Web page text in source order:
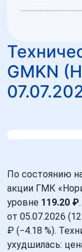
GMKN
По состоянию
акции ГМК
уровне 119.20 ₽
от 05.07.2026
₽ (−4.18 %).
ухудшилась: